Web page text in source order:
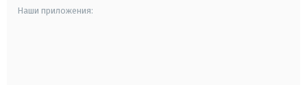
Наши приложения: